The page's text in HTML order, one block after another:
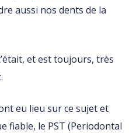
aussi nos dents de la
et est toujours, très
eu lieu sur ce sujet et
fiable, le PST (Periodontal